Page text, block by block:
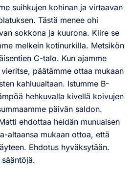
suihkujen kohinan ja virtaavan
Tästä menee ohi
sokkona ja kuurona. Kiire se
melkein kotinurkilla. Metsikön
C-talo. Kun ajamme
päätämme ottaa mukaan
kahluualtaan. Istumme B-
hehkuvalla kivellä koivujen
päivän saldon.
ehdottaa heidän munuaisen
altaansa mukaan ottoa, että
Ehdotus hyväksytään.